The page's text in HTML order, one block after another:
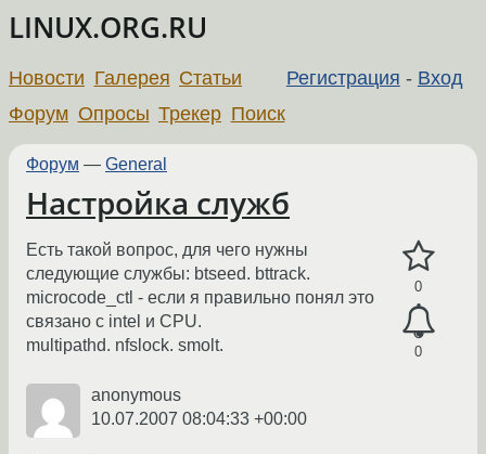
LINUX.ORG.RU
Регистрация - Вход
Новости Галерея Статьи
Форум Опросы Трекер Поиск
Форум — General
Настройка служб
0
0
Есть такой вопрос, для чего нужны
следующие службы: btseed. bttrack.
microcode_ctl - если я правильно понял это
связано с intel и CPU.
multipathd. nfslock. smolt.
anonymous
10.07.2007 08:04:33 +00:00